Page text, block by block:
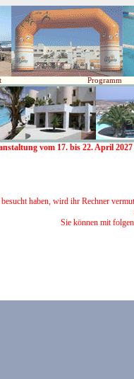
Programm
vom 17. bis 22. April
haben, wird ihr Rechner
Sie können mit